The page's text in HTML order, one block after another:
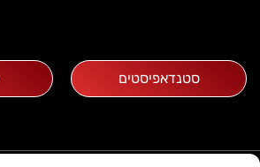
סטנדאפיסטים